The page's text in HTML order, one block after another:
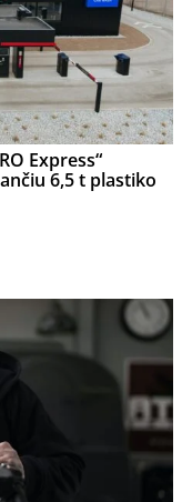
Express“
6,5 t plastiko